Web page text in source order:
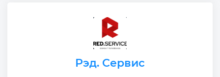
Рэд. Сервис